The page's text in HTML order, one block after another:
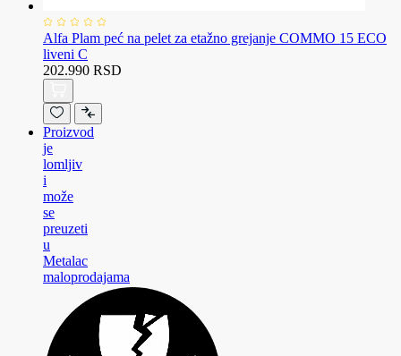
Alfa Plam peć na pelet za etažno grejanje COMMO 15 ECO
liveni C
202.990 RSD
Proizvod
je
lomljiv
i
može
se
preuzeti
u
Metalac
maloprodajama